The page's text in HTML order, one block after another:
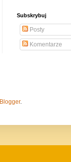
Subskrybuj
Posty
Komentarze
Blogger.